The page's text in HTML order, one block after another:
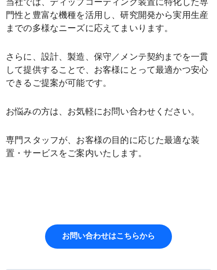
当社では、ディップコーティング装置に特化した専
門性と豊富な機種を活用し、研究開発から実用生産
までの多様なニーズに応えてまいります。
さらに、設計、製造、保守／メンテ契約までを一貫
して提供することで、お客様にとって最適かつ安心
できるご提案が可能です。
お悩みの方は、お気軽にお問い合わせください。
専門スタッフが、お客様の目的に応じた最適な装
置・サービスをご案内いたします。
お問い合わせはこちらから